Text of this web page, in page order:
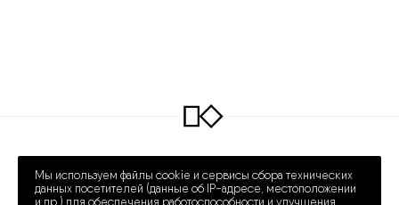
ПРЕЧИСТЕНКА 30/2
ПН – СБ 12:00 – 20:00
Мы используем файлы cookie и сервисы сбора технических
данных посетителей (данные об IP-адресе, местоположении
и др.) для обеспечения работоспособности и улучшения